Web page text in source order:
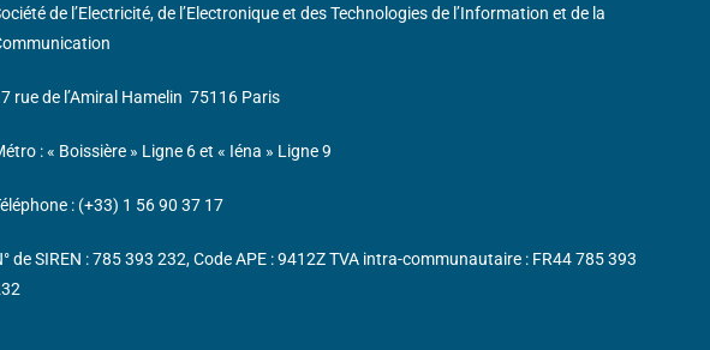
de l’Electricité, de l’Electronique et des Technologies de l’Information et de la
rue de l’Amiral Hamelin 75116 Paris
: « Boissière » Ligne 6 et « Iéna » Ligne 9
: (+33) 1 56 90 37 17
de SIREN : 785 393 232, Code APE : 9412Z TVA intra-communautaire : FR44 785 393